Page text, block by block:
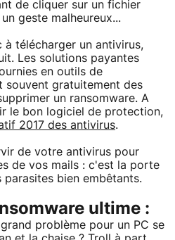
de cliquer sur un fichier
geste malheureux...
à télécharger un antivirus,
Les solutions payantes
en outils de
souvent gratuitement des
un ransomware. A
le bon logiciel de protection,
2017 des antivirus.
de votre antivirus pour
de vos mails : c'est la porte
bien embêtants.
ultime :
problème pour un PC se